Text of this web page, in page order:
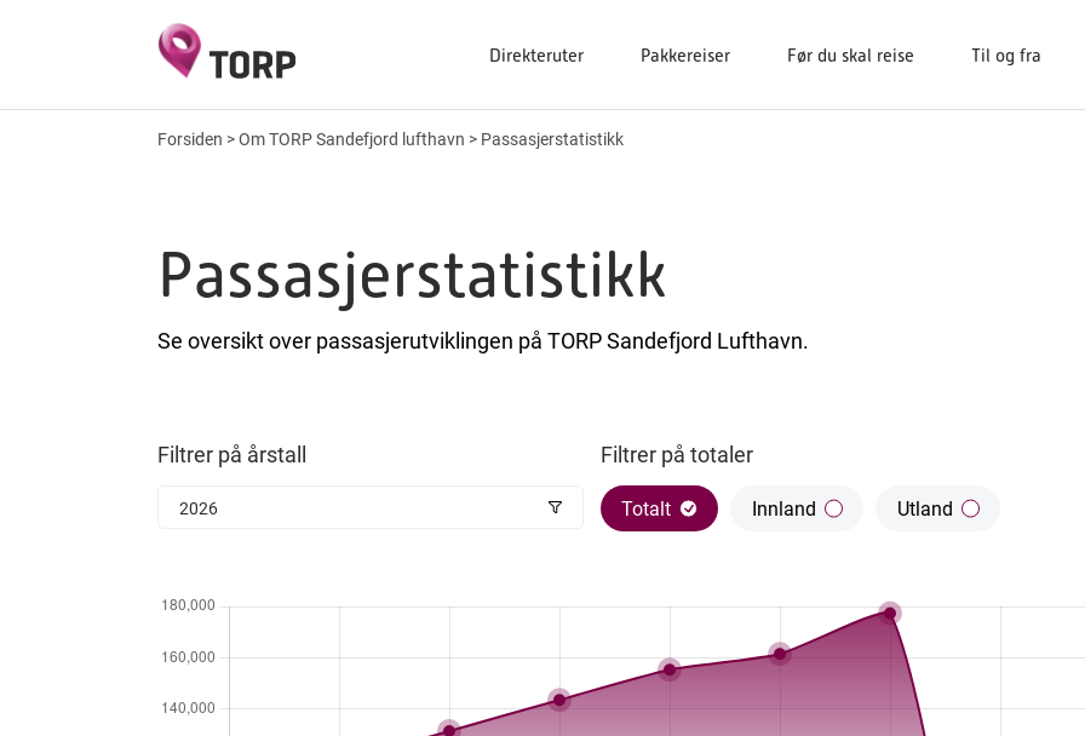
Direkteruter Pakkereiser Før du skal reise Til og fra
Forsiden >Om TORP Sandefjord lufthavn > Passasjerstatistikk
Passasjerstatistikk
Se oversikt over passasjerutviklingen på TORP Sandefjord Lufthavn.
Filtrer på årstall
2026
Filtrer på totaler
Totalt Innland Utland